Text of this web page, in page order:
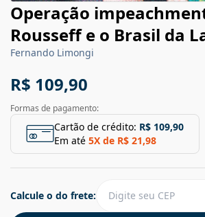
Operação
Rousseff e o Brasil da
Fernando Limongi
R$ 109,90
Formas de pagamento:
Cartão de crédito: R$ 109,90
Em até 5X de R$ 21,98
Calcule o do frete: